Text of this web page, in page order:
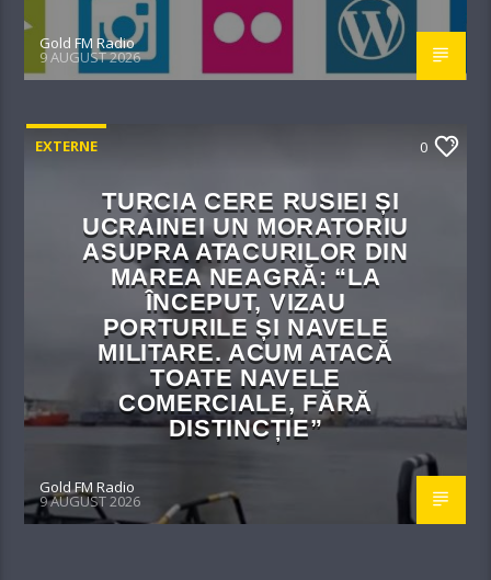
Gold FM Radio
9 AUGUST 2026
EXTERNE 0
TURCIA CERE RUSIEI ȘI
UCRAINEI UN MORATORIU
ASUPRA ATACURILOR DIN
MAREA NEAGRĂ: “LA
ÎNCEPUT, VIZAU
PORTURILE ȘI NAVELE
MILITARE. ACUM ATACĂ
TOATE NAVELE
COMERCIALE, FĂRĂ
DISTINCȚIE”
Gold FM Radio
9 AUGUST 2026